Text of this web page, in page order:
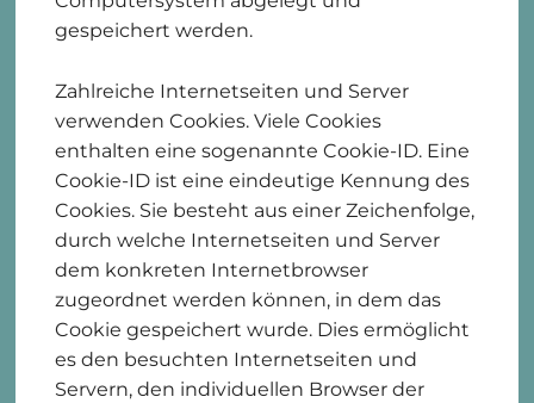
gespeichert werden.
Zahlreiche Internetseiten und Server
verwenden Cookies. Viele Cookies
enthalten eine sogenannte Cookie-ID. Eine
Cookie-ID ist eine eindeutige Kennung des
Cookies. Sie besteht aus einer Zeichenfolge,
durch welche Internetseiten und Server
dem konkreten Internetbrowser
zugeordnet werden können, in dem das
Cookie gespeichert wurde. Dies ermöglicht
es den besuchten Internetseiten und
Servern, den individuellen Browser der